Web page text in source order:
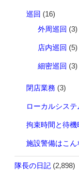
巡回 (16)
外周巡回 (3)
店内巡回 (5)
細密巡回 (3)
閉店業務 (3)
ローカルシス
拘束時間と待機
施設警備はこん
隊長の日記 (2,898)